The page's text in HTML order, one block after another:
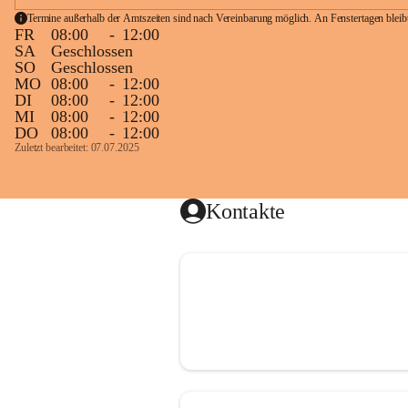
Termine außerhalb der Amtszeiten sind nach Vereinbarung möglich. An Fenstertagen
FR 08:00 - 12:00
SA
Geschlossen
SO
Geschlossen
MO 08:00 - 12:00
DI
08:00 - 12:00
MI
08:00 - 12:00
DO
08:00 - 12:00
Zuletzt bearbeitet: 07.07.2025
Kontakte